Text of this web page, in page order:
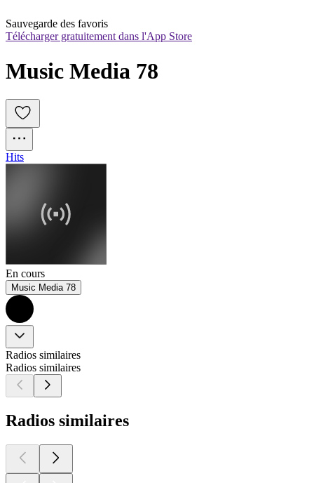
Sauvegarde des favoris
Télécharger gratuitement dans l'App Store
Music Media 78
Hits
En cours
Music Media 78
Radios similaires
Radios similaires
Radios similaires